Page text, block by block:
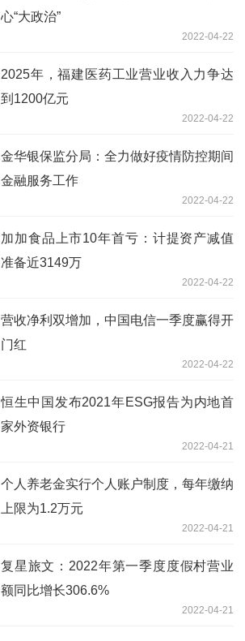
心“大政治”
2022-04-22
2025年，福建医药工业营业收入力争达
到1200亿元
2022-04-22
金华银保监分局：全力做好疫情防控期间
金融服务工作
2022-04-22
加加食品上市10年首亏：计提资产减值
准备近3149万
2022-04-22
营收净利双增加，中国电信一季度赢得开
门红
2022-04-22
恒生中国发布2021年ESG报告为内地首
家外资银行
2022-04-21
个人养老金实行个人账户制度，每年缴纳
上限为1.2万元
2022-04-21
复星旅文：2022年第一季度度假村营业
额同比增长306.6%
2022-04-21